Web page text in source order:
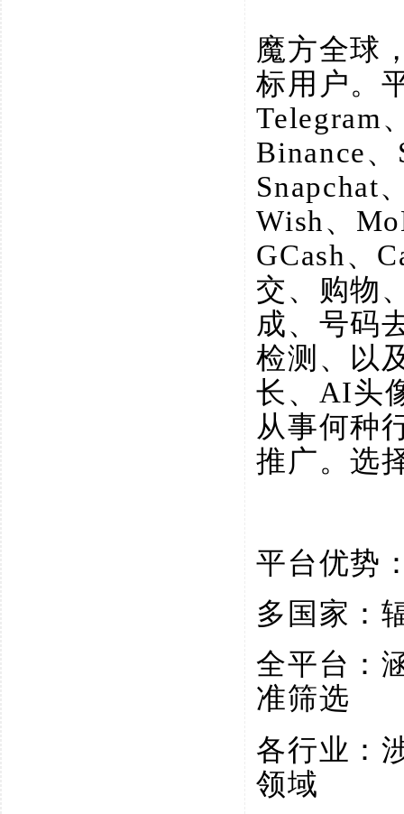
魔方全球
标用户。
Telegram
Binance
Snapchat
Wish、
GCash、
交、购物
成、号码
检测、以
长、AI头
从事何种
推广。选
平台优势
多国家：
全平台：
准筛选
各行业：
领域